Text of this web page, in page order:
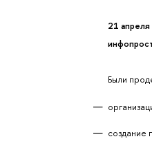
21 апреля
Были
создание